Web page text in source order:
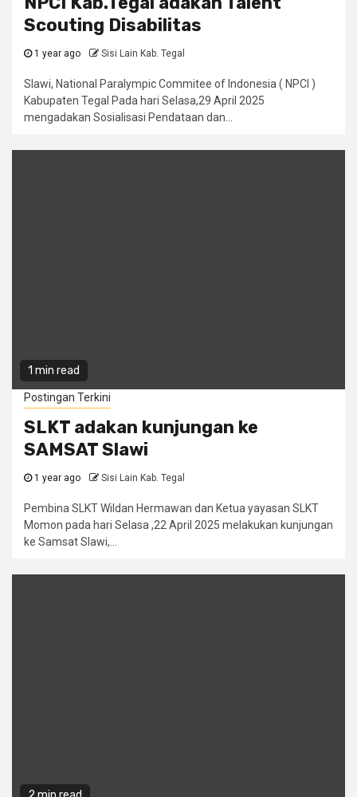
Scouting Disabilitas
1 year ago Sisi Lain Kab. Tegal
Slawi, National Paralympic Commitee of Indonesia ( NPCI )
Kabupaten Tegal Pada hari Selasa,29 April 2025
mengadakan Sosialisasi Pendataan dan...
1 min read
Postingan Terkini
SLKT adakan kunjungan ke
SAMSAT Slawi
1 year ago Sisi Lain Kab. Tegal
Pembina SLKT Wildan Hermawan dan Ketua yayasan SLKT
Momon pada hari Selasa ,22 April 2025 melakukan kunjungan
ke Samsat Slawi,...